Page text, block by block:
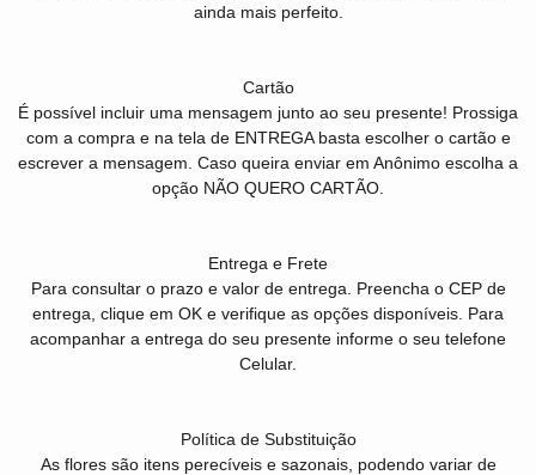
ainda mais perfeito.
Cartão
É possível incluir uma mensagem junto ao seu presente! Prossiga
com a compra e na tela de ENTREGA basta escolher o cartão e
escrever a mensagem. Caso queira enviar em Anônimo escolha a
opção NÃO QUERO CARTÃO.
Entrega e Frete
Para consultar o prazo e valor de entrega. Preencha o CEP de
entrega, clique em OK e verifique as opções disponíveis. Para
acompanhar a entrega do seu presente informe o seu telefone
Celular.
Política de Substituição
As flores são itens perecíveis e sazonais, podendo variar de